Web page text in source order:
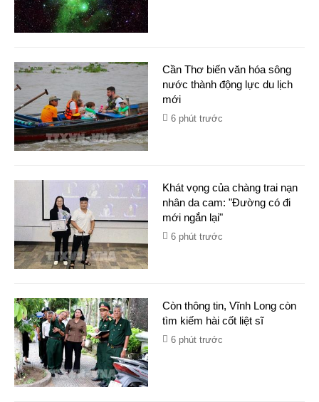
Cần Thơ biến văn hóa sông
nước thành động lực du lịch
mới
6 phút trước
Khát vọng của chàng trai nạn
nhân da cam: "Đường có đi
mới ngắn lại"
6 phút trước
Còn thông tin, Vĩnh Long còn
tìm kiếm hài cốt liệt sĩ
6 phút trước